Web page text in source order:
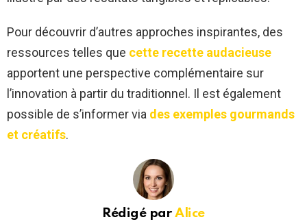
Pour découvrir d’autres approches inspirantes, des
ressources telles que cette recette audacieuse
apportent une perspective complémentaire sur
l’innovation à partir du traditionnel. Il est également
possible de s’informer via des exemples gourmands
et créatifs.
Rédigé parAlice